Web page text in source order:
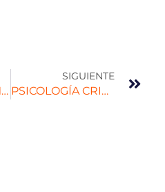
¿QUÉ SON LAS MICROCERTIFICACIONES?
SIGUIENTE
PSICOLOGÍA CRIMINAL: ¿QUÉ HAY DETRÁS DE LOS FACTORES PSICOLÓGICOS DE UN CRIMEN?